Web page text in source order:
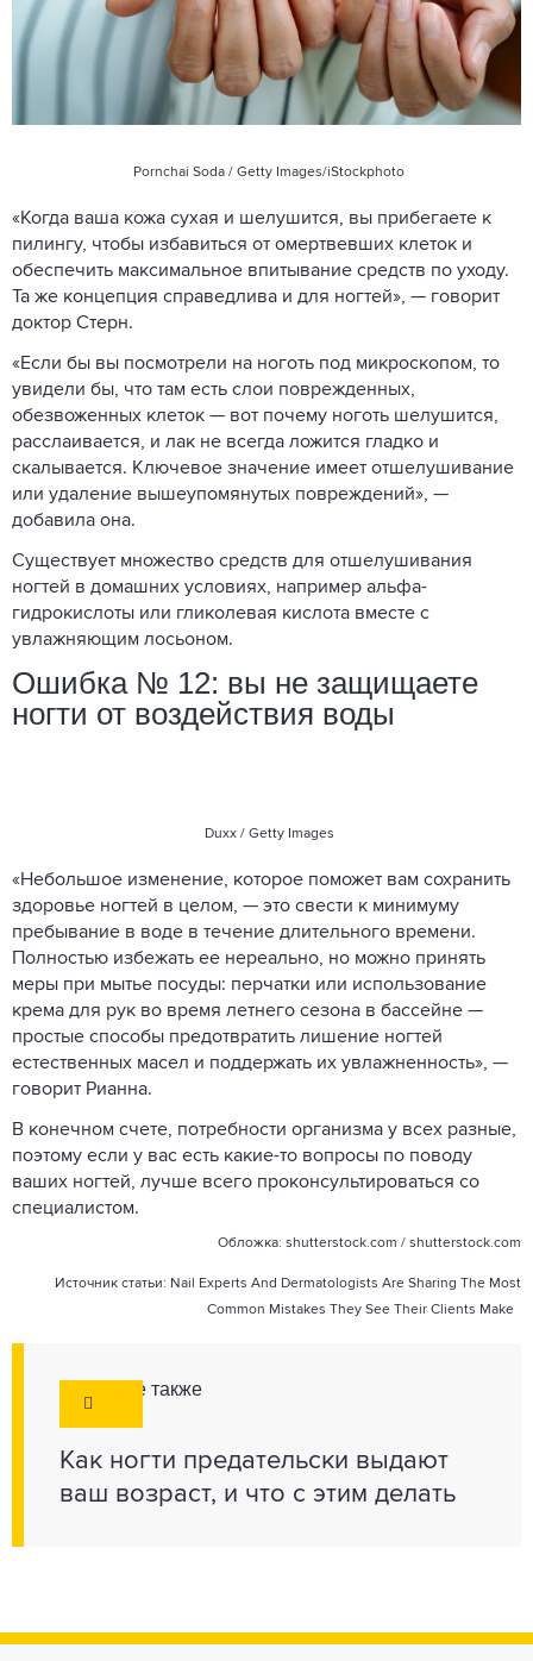
Pornchai Soda / Getty Images/iStockphoto
«Когда ваша кожа сухая и шелушится, вы прибегаете к
пилингу, чтобы избавиться от омертвевших клеток и
обеспечить максимальное впитывание средств по уходу.
Та же концепция справедлива и для ногтей», — говорит
доктор Стерн.
«Если бы вы посмотрели на ноготь под микроскопом, то
увидели бы, что там есть слои поврежденных,
обезвоженных клеток — вот почему ноготь шелушится,
расслаивается, и лак не всегда ложится гладко и
скалывается. Ключевое значение имеет отшелушивание
или удаление вышеупомянутых повреждений», —
добавила она.
Существует множество средств для отшелушивания
ногтей в домашних условиях, например альфа-
гидрокислоты или гликолевая кислота вместе с
увлажняющим лосьоном.
Ошибка № 12: вы не защищаете
ногти от воздействия воды
Duxx / Getty Images
«Небольшое изменение, которое поможет вам сохранить
здоровье ногтей в целом, — это свести к минимуму
пребывание в воде в течение длительного времени.
Полностью избежать ее нереально, но можно принять
меры при мытье посуды: перчатки или использование
крема для рук во время летнего сезона в бассейне —
простые способы предотвратить лишение ногтей
естественных масел и поддержать их увлажненность», —
говорит Рианна.
В конечном счете, потребности организма у всех разные,
поэтому если у вас есть какие-то вопросы по поводу
ваших ногтей, лучше всего проконсультироваться со
специалистом.
Обложка: shutterstock.com / shutterstock.com
Источник статьи: Nail Experts And Dermatologists Are Sharing The Most
Common Mistakes They See Their Clients Make
Смотрите также
Как ногти предательски выдают
ваш возраст, и что с этим делать